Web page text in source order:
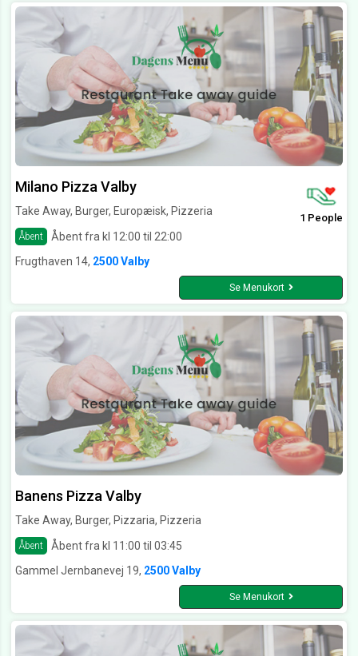
Milano Pizza Valby
Take Away, Burger, Europæisk, Pizzeria
Åbent Åbent fra kl 12:00 til 22:00
1 People
Frugthaven 14, 2500 Valby
Se Menukort
Banens Pizza Valby
Take Away, Burger, Pizzaria, Pizzeria
Åbent
Åbent fra kl 11:00 til 03:45
Gammel Jernbanevej 19, 2500 Valby
Se Menukort